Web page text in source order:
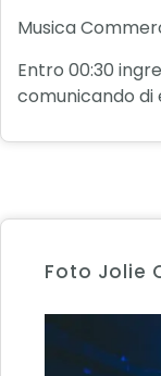
Musica
Entro 00:30
comunicando di
Foto Jolie